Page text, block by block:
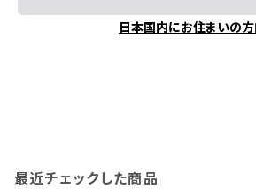
日本国内にお住まいの
最近チェックした商品